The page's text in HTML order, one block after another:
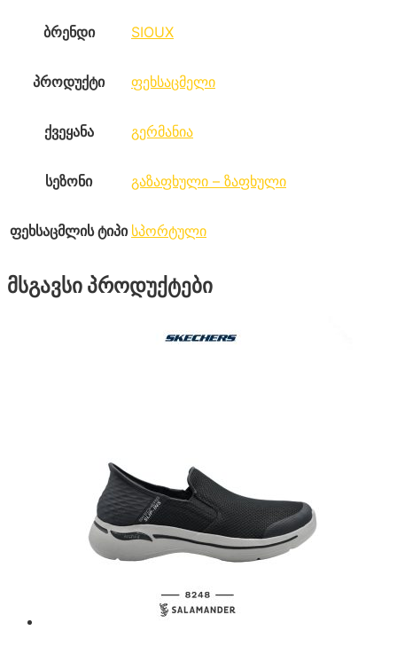
ბრენდი SIOUX
პროდუქტი ფეხსაცმელი
ქვეყანა გერმანია
სეზონი გაზაფხული – ზაფხული
ფეხსაცმლის ტიპი სპორტული
მსგავსი პროდუქტები